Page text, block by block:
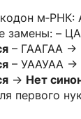
м‑РНК:
замены: –
– ГААГАА →
– УААУАА →
→ Нет
первого